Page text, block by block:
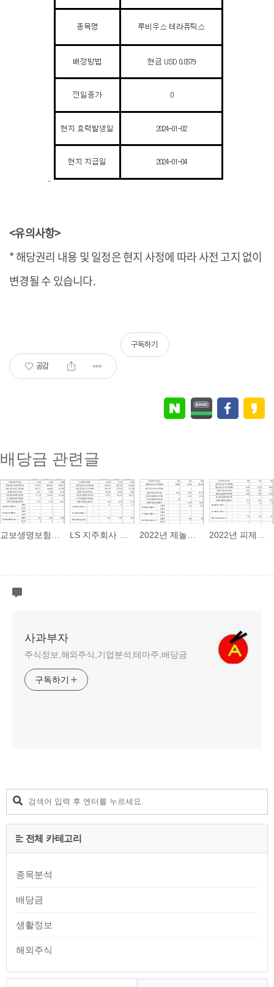
<유의사항>
* 해당권리 내용 및 일정은 현지 사정에 따라 사전 고지 없이
변경될 수 있습니다.
공감
구독하기
배당금 관련글
사과부자
주식정보,해외주식,기업분석,테마주,배당금
구독하기
전체 카테고리
종목분석
배당금
생활정보
해외주식